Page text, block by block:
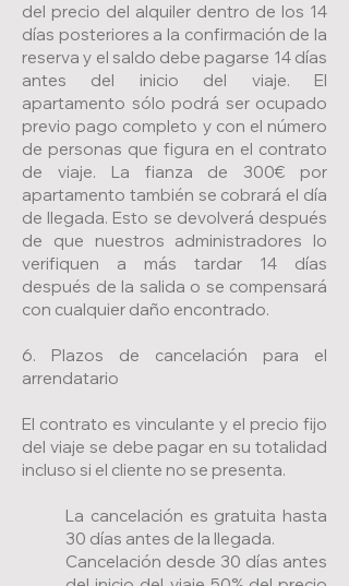
del precio del alquiler dentro de los 14
días posteriores a la confirmación de la
reserva y el saldo debe pagarse 14 días
antes del inicio del viaje. El
apartamento sólo podrá ser ocupado
previo pago completo y con el número
de personas que figura en el contrato
de viaje. La fianza de 300€ por
apartamento también se cobrará el día
de llegada. Esto se devolverá después
de que nuestros administradores lo
verifiquen a más tardar 14 días
después de la salida o se compensará
con cualquier daño encontrado.
6. Plazos de cancelación para el
arrendatario
El contrato es vinculante y el precio fijo
del viaje se debe pagar en su totalidad
incluso si el cliente no se presenta.
La cancelación es gratuita hasta
30 días antes de la llegada.
Cancelación desde 30 días antes